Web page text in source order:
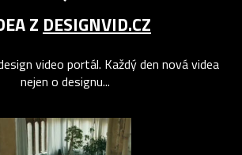
Z DESIGNVID.CZ
video portál. Každý den nová videa
nejen o designu...